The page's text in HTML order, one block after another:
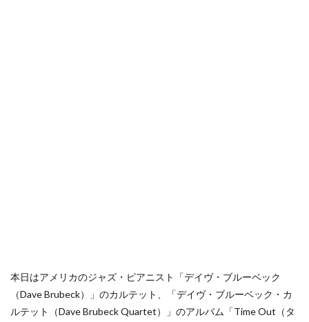
本日はアメリカのジャズ・ピアニスト「デイヴ・ブルーベック
（Dave Brubeck）」のカルテット、「デイヴ・ブルーベック・カ
ルテット（Dave Brubeck Quartet）」のアルバム「Time Out（タ